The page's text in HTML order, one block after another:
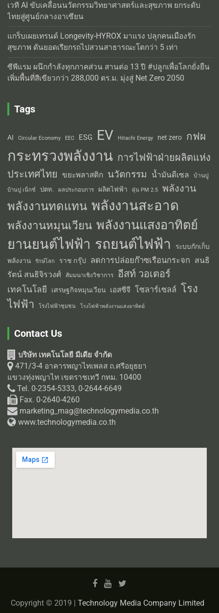
เวที AI ขับเคลื่อนนวัตกรรมวิทยาศาสตร์และสุขภาพ ยกระดับ
ไทยสู่ศูนย์กลางอาเซียน
แกร็บเผยเทรนด์ Longevity-HYROX มาแรง ปลุกคนเมืองรัก
สุขภาพ ดันยอดเรียกรถไปสวนสาธารณะโตกว่า 5 เท่า
ซีพีแรม ผนึกกำลังทุกภาคส่วน สานต่อ 13 ปี #ปลูกเพื่อโลกยั่งยืน
เพิ่มพื้นที่สีเขียวกว่า 288,000 ตร.ม. มุ่งสู่ Net Zero 2050
Tags
AI Circular Economy EEC ESG EV Hitachi Energy net zero กฟผ
กระทรวงพลังงาน การไฟฟ้าฝ่ายผลิตแห่ง
ประเทศไทย
ขยะพลาสติก นวัตกรรม น้ำมันดีเซล บ้านปู
บ้านปู เน็กซ์ ปตท. ผลประกอบการ ผลิตไฟฟ้า ฝุ่น PM 2.5 พลังงาน
พลังงานทดแทน พลังงานสะอาด
พลังงานหมุนเวียน พลังงานแสงอาทิตย์
ยานยนต์ไฟฟ้า รถยนต์ไฟฟ้า
ระบบกักเก็บ
พลังงาน
รักษ์โลก ราช กรุ๊ป ลดการปล่อยก๊าซเรือนกระจก สนธิ
รัตน์ สนธิจิรวงศ์
สัมมนาเชิงวิชาการ อีสท์ วอเตอร์
เทคโนโลยี เศรษฐกิจหมุนเวียน เอสซีจี โซลาร์เซลล์ โรง
ไฟฟ้า
โรงไฟฟ้าชุมชน โรงไฟฟ้าพลังงานแสงอาทิตย์
Contact Us
บริษัท เทคโนโลยี มีเดีย จำกัด
471/3-4 อาคารพญาไทเพลส ถ.ศรีอยุธยา
แขวงทุ่งพญาไท เขตราชเทวี กทม. 10400
Tel. 0-2354-5333, 0-2644-6649
Fax. 0-2640-4260
marketing_mag@technologymedia.co.th
www.technologymedia.co.th
Copyright © 2019 | Technology Media Company Limited